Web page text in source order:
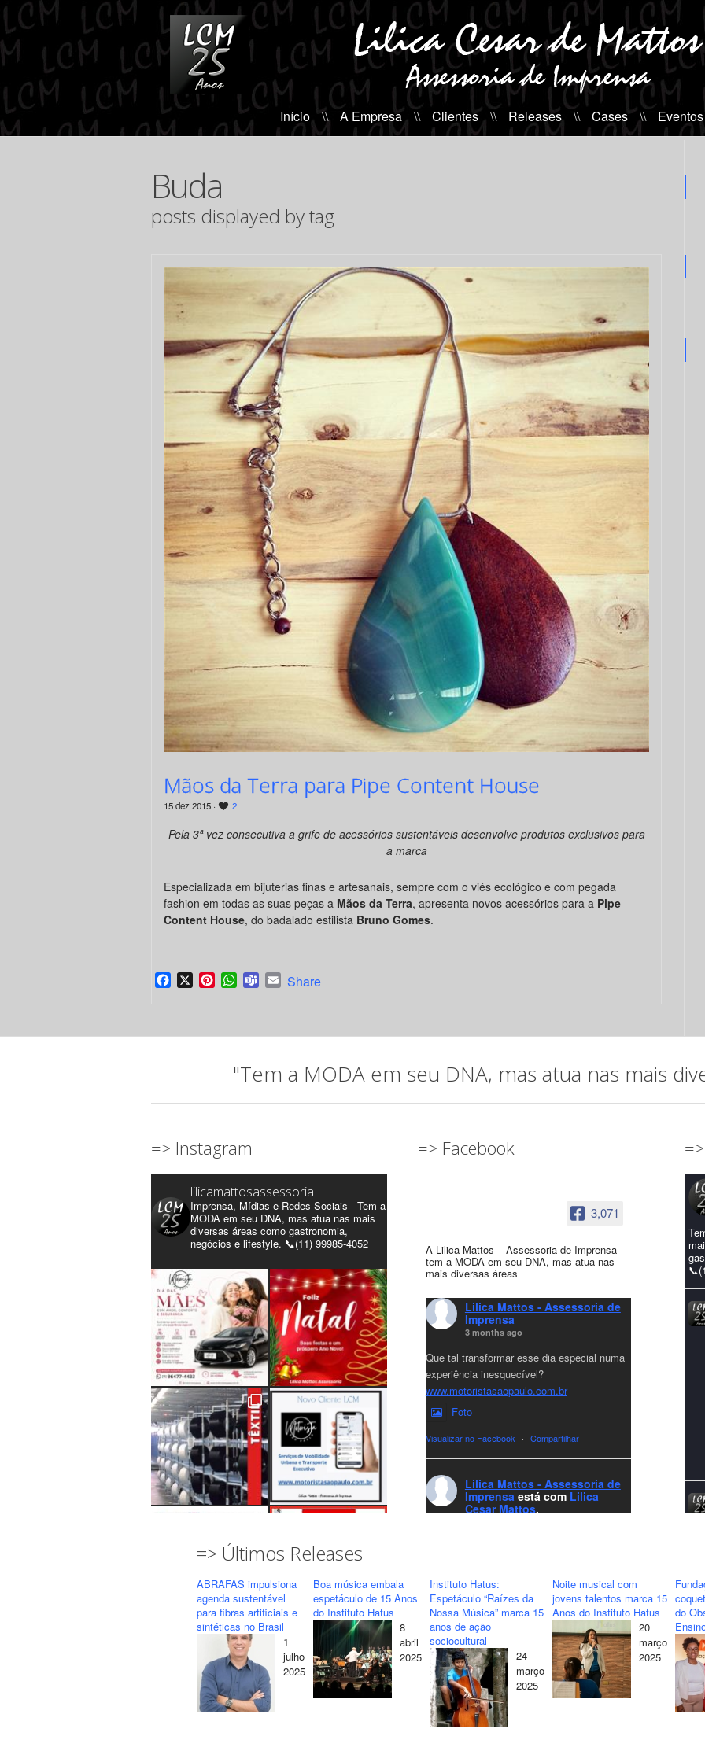
Início \\ A Empresa \\ Clientes \\ Releases \\ Cases \\ Eventos
Buda
posts displayed by tag
Mãos da Terra para Pipe Content House
15 dez 2015 · 2
Pela 3ª vez consecutiva a grife de acessórios sustentáveis desenvolve produtos exclusivos para
a marca
Especializada em bijuterias finas e artesanais, sempre com o viés ecológico e com pegada
fashion em todas as suas peças a Mãos da Terra, apresenta novos acessórios para a Pipe
Content House, do badalado estilista Bruno Gomes.
Facebook
X PinterestWhatsApp
TeamsEmail
Share
"Tem a MODA em seu DNA, mas atua nas mais
=> Instagram
lilicamattosassessoria
Imprensa, Mídias e Redes Sociais - Tem a
MODA em seu DNA, mas atua nas mais
diversas áreas como gastronomia,
negócios e lifestyle. 📞(11) 99985-4052
Carregar mais... Seguir
=> Facebook
3,071
A Lilica Mattos – Assessoria de Imprensa
tem a MODA em seu DNA, mas atua nas
mais diversas áreas
Lilica Mattos - Assessoria de
Imprensa
3 months ago
Que tal transformar esse dia especial numa
experiência inesquecível?
www.motoristasaopaulo.com.br
Foto
Visualizar no Facebook · Compartilhar
Lilica Mattos - Assessoria de
Imprensa está com Lilica
Cesar Mattos.
realizações para todos clientes, jornalistas e
amigos que sempre nos acompanham!🎄✨
🥂❤️
#lcmassessoria
#natal
#merrychristmas #felizanonovo
#HappyNewYear
Foto
Visualizar no Facebook
=> Últimos Releases
ABRAFAS impulsiona
agenda sustentável
para fibras artificiais e
sintéticas no Brasil
1
julho
2025
Boa música embala
espetáculo de 15 Anos
do Instituto Hatus
8
abril
2025
Instituto Hatus:
Espetáculo “Raízes da
Nossa Música” marca 15
anos de ação
sociocultural
24
março
2025
Noite musical com
jovens talentos marca 15
Anos do Instituto Hatus
20
março
2025
do